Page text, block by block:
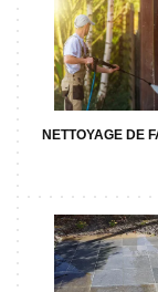
NETTOYAGE DE